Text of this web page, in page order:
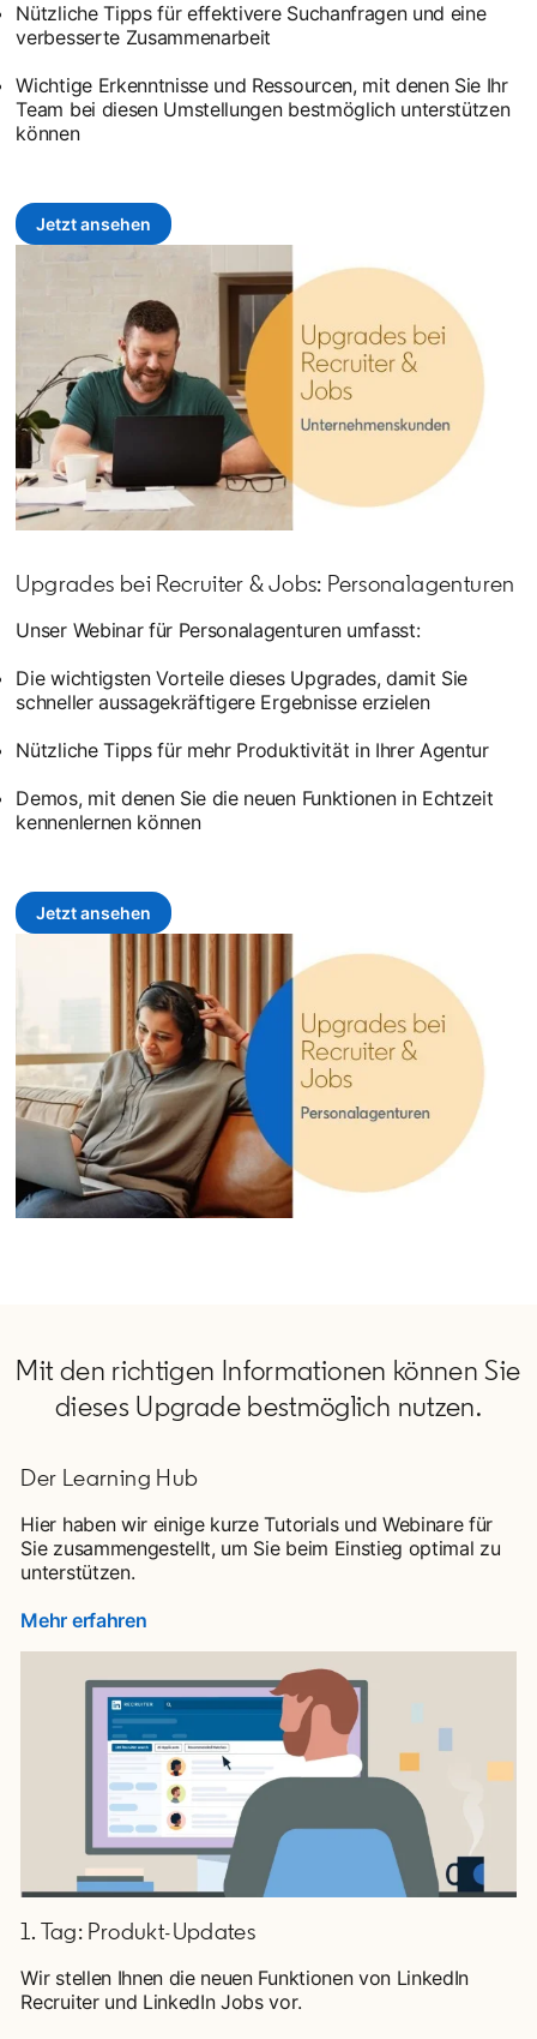
Nützliche Tipps für effektivere Suchanfragen und eine
verbesserte Zusammenarbeit
Wichtige Erkenntnisse und Ressourcen, mit denen Sie Ihr
Team bei diesen Umstellungen bestmöglich unterstützen
können
Jetzt ansehenopens in a new tab
Upgrades bei Recruiter & Jobs: Personalagenturen
Unser Webinar für Personalagenturen umfasst:
Die wichtigsten Vorteile dieses Upgrades, damit Sie
schneller aussagekräftigere Ergebnisse erzielen
Nützliche Tipps für mehr Produktivität in Ihrer Agentur
Demos, mit denen Sie die neuen Funktionen in Echtzeit
kennenlernen können
Jetzt ansehenopens in a new tab
Mit den richtigen Informationen können Sie
dieses Upgrade bestmöglich nutzen.
Der Learning Hub
Hier haben wir einige kurze Tutorials und Webinare für
Sie zusammengestellt, um Sie beim Einstieg optimal zu
unterstützen.
Mehr erfahren
1. Tag: Produkt-Updates
Wir stellen Ihnen die neuen Funktionen von LinkedIn
Recruiter und LinkedIn Jobs vor.